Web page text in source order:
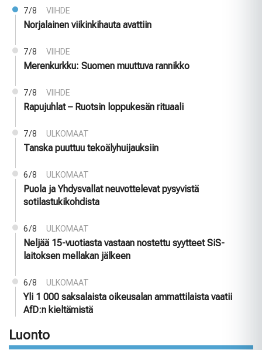
7/8 VIIHDE
Norjalainen viikinkihauta avattiin
7/8 VIIHDE
Merenkurkku: Suomen muuttuva rannikko
7/8 VIIHDE
Rapujuhlat – Ruotsin loppukesän rituaali
7/8 ULKOMAAT
Tanska puuttuu tekoälyhuijauksiin
6/8 ULKOMAAT
Puola ja Yhdysvallat neuvottelevat pysyvistä
sotilastukikohdista
6/8 ULKOMAAT
Neljää 15-vuotiasta vastaan nostettu syytteet SiS-
laitoksen mellakan jälkeen
6/8 ULKOMAAT
Yli 1 000 saksalaista oikeusalan ammattilaista vaatii
AfD:n kieltämistä
Luonto